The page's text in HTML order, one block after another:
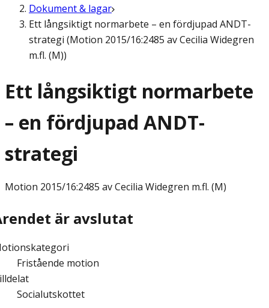
Dokument & lagar
Ett långsiktigt normarbete – en fördjupad ANDT-
strategi (Motion 2015/16:2485 av Cecilia Widegren
m.fl. (M))
Ett långsiktigt normarbete
– en fördjupad ANDT-
strategi
Motion 2015/16:2485 av Cecilia Widegren m.fl. (M)
är avslutat
Fristående motion
Socialutskottet